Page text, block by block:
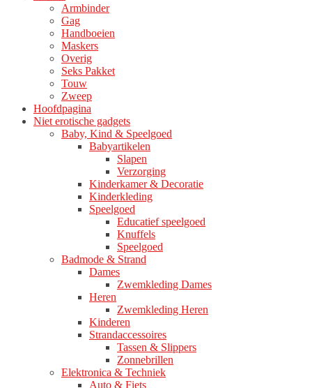
Armbinder
Gag
Handboeien
Maskers
Overig
Seks Pakket
Touw
Zweep
Hoofdpagina
Niet erotische gadgets
Baby, Kind & Speelgoed
Babyartikelen
Slapen
Verzorging
Kinderkamer & Decoratie
Kinderkleding
Speelgoed
Educatief speelgoed
Knuffels
Speelgoed
Badmode & Strand
Dames
Zwemkleding Dames
Heren
Zwemkleding Heren
Kinderen
Strandaccessoires
Tassen & Slippers
Zonnebrillen
Elektronica & Techniek
Auto & Fiets